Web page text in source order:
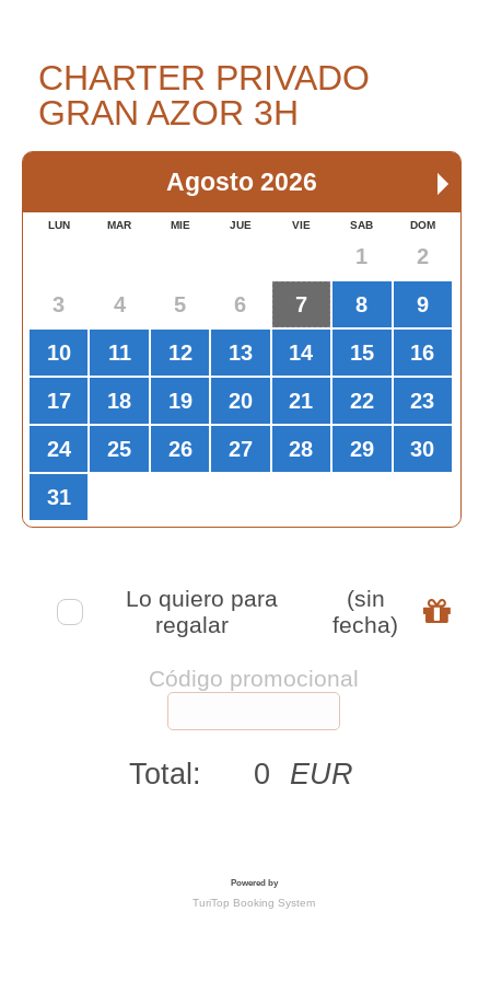
CHARTER PRIVADO
GRAN AZOR 3H
Agosto 2026
LUN MAR MIE JUE VIE SAB DOM
1
2
3
4 5 6 7 8
9
10
11 12 13 14 15
16
17
18 19 20 21 22
23
24
25 26 27 28 29
30
31
Lo quiero para
regalar
(sin
fecha)
Código promocional
Total: 0 EUR
Powered by
TuriTop Booking System